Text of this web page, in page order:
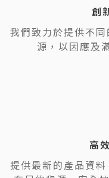
創
我們致力於提供不
源，以因應及
高
提供最新的產品資